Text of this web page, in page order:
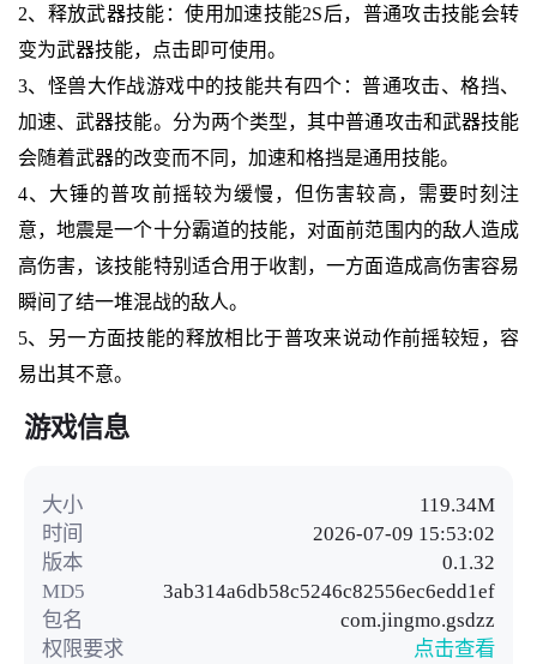
2、释放武器技能：使用加速技能2S后，普通攻击技能会转
变为武器技能，点击即可使用。
3、怪兽大作战游戏中的技能共有四个：普通攻击、格挡、
加速、武器技能。分为两个类型，其中普通攻击和武器技能
会随着武器的改变而不同，加速和格挡是通用技能。
4、大锤的普攻前摇较为缓慢，但伤害较高，需要时刻注
意，地震是一个十分霸道的技能，对面前范围内的敌人造成
高伤害，该技能特别适合用于收割，一方面造成高伤害容易
瞬间了结一堆混战的敌人。
5、另一方面技能的释放相比于普攻来说动作前摇较短，容
易出其不意。
游戏信息
大小
119.34M
时间
2026-07-09 15:53:02
版本
0.1.32
MD5
3ab314a6db58c5246c82556ec6edd1ef
包名
com.jingmo.gsdzz
权限要求
点击查看